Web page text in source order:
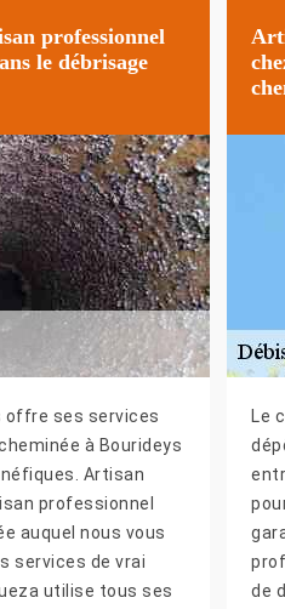
professionnel
le débrisage
offre ses services
à Bourideys
Artisan
professionnel
auquel nous vous
services de vrai
utilise tous ses
Le
de